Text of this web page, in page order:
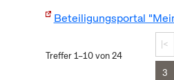
Beteiligungsportal
Treffer 1–10 von 24
|<
3